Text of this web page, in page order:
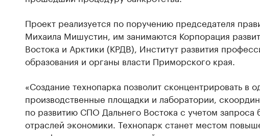
Проект реализуется по поручению председателя
Михаила Мишустин, им занимаются Корпорация
Востока и Арктики (КРДВ), Институт развития
образования и органы власти Приморского края.
«Создание технопарка позволит сконцентрировать в
производственные площадки и лаборатории,
по развитию СПО Дальнего Востока с учетом запроса
отраслей экономики. Технопарк станет местом